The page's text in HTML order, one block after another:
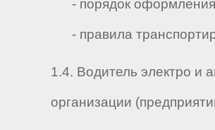
- порядок оформления
- правила
1.4. Водитель электро и
организации